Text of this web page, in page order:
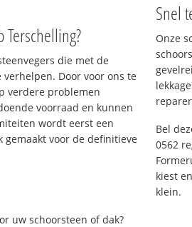
die met de
Door voor ons te
verdere problemen
voorraad en kunnen
wordt eerst een
voor de definitieve
uw schoorsteen of dak?
Snel
Onze
Bel
0562
kiest
klein.